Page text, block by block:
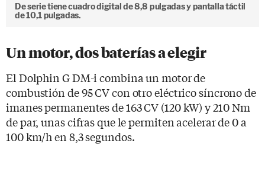
De serie tiene cuadro digital de 8,8 pulgadas y pantalla táctil
de 10,1 pulgadas.
Un motor, dos baterías a elegir
El Dolphin G DM-i combina un motor de
combustión de 95 CV con otro eléctrico síncrono de
imanes permanentes de 163 CV (120 kW) y 210 Nm
de par, unas cifras que le permiten acelerar de 0 a
100 km/h en 8,3 segundos.